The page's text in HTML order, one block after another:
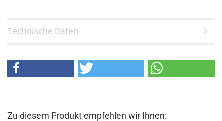
Technische Daten
Zu diesem Produkt empfehlen wir Ihnen: